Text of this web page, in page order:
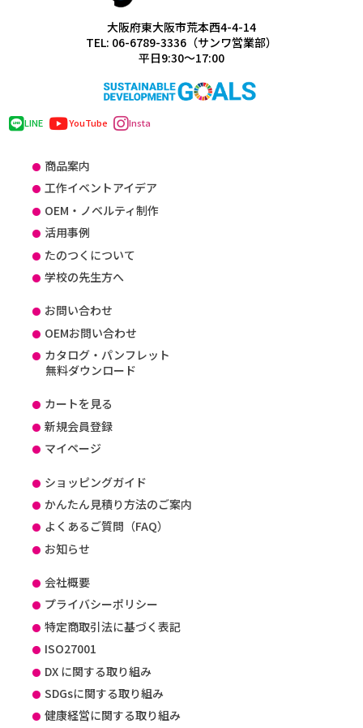
大阪府東大阪市荒本西4-4-14
TEL: 06-6789-3336（サンワ営業部）
平日9:30～17:00
LINE YouTube Insta
商品案内
工作イベントアイデア
OEM・ノベルティ制作
活用事例
たのつくについて
学校の先生方へ
お問い合わせ
OEMお問い合わせ
カタログ・パンフレット
無料ダウンロード
カートを見る
新規会員登録
マイページ
ショッピングガイド
かんたん見積り方法のご案内
よくあるご質問（FAQ）
お知らせ
会社概要
プライバシーポリシー
特定商取引法に基づく表記
ISO27001
DX に関する取り組み
SDGsに関する取り組み
健康経営に関する取り組み